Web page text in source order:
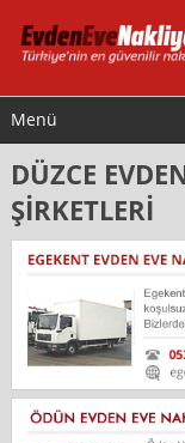
Menü
DÜZCE
ŞİRKETLERİ